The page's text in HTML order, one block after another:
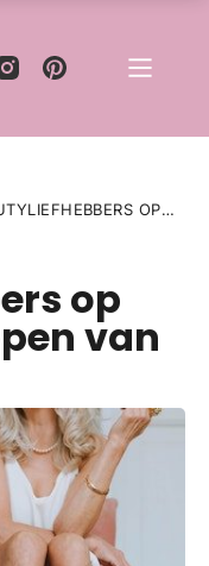
OP
op
van